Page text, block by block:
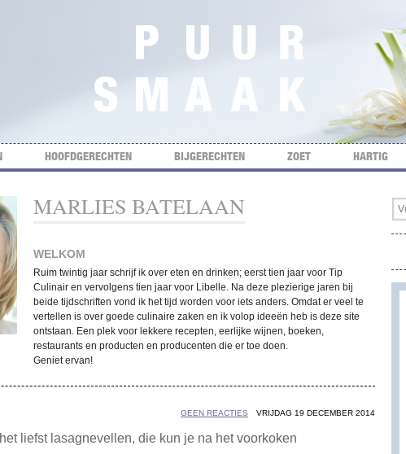
HOOFDGERECHTEN BIJGERECHTEN ZOET HARTIG
MARLIES BATELAAN
WELKOM
Ruim twintig jaar schrijf ik over eten en drinken; eerst tien jaar voor Tip
Culinair en vervolgens tien jaar voor Libelle. Na deze plezierige jaren bij
beide tijdschriften vond ik het tijd worden voor iets anders. Omdat er veel te
vertellen is over goede culinaire zaken en ik volop ideeën heb is deze site
ontstaan. Een plek voor lekkere recepten, eerlijke wijnen, boeken,
restaurants en producten en producenten die er toe doen.
Geniet ervan!
VRIJDAG 19 DECEMBER 2014
GEEN REACTIES
liefst lasagnevellen, die kun je na het voorkoken